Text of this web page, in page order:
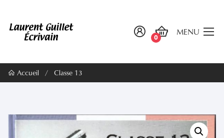
0
MENU
Accueil / Classe 13